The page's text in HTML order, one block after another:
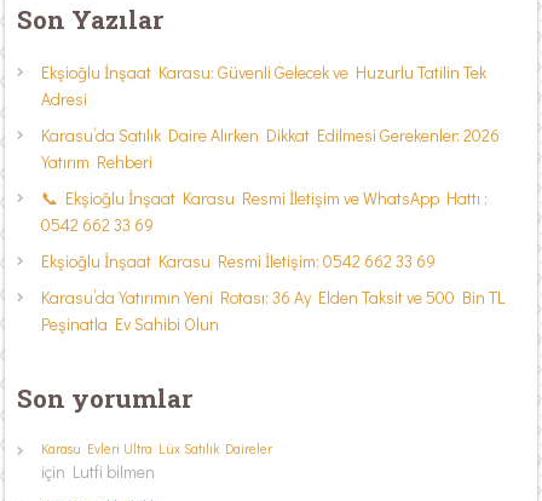
Son Yazılar
Ekşioğlu İnşaat Karasu: Güvenli Gelecek ve Huzurlu Tatilin Tek
Adresi
Karasu’da Satılık Daire Alırken Dikkat Edilmesi Gerekenler: 2026
Yatırım Rehberi
📞 Ekşioğlu İnşaat Karasu Resmi İletişim ve WhatsApp Hattı :
0542 662 33 69
Ekşioğlu İnşaat Karasu Resmi İletişim: 0542 662 33 69
Karasu’da Yatırımın Yeni Rotası: 36 Ay Elden Taksit ve 500 Bin TL
Peşinatla Ev Sahibi Olun
Son yorumlar
Karasu Evleri Ultra Lüx Satılık Daireler
için Lutfi bilmen